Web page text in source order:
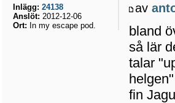
av
bland
så lär
talar
fin
Inlägg: 24138
Anslöt: 2012-12-06
Ort: In my escape pod.